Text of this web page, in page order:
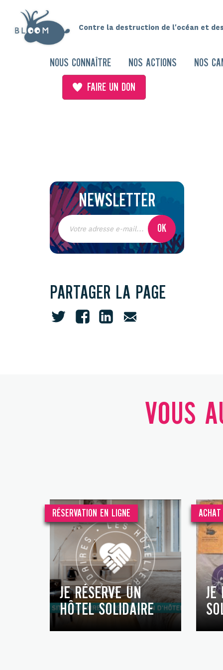
Contre la destruction de l'océan et
NOUS CONNAÎTRE NOS ACTIONS NOS
FAIRE UN DON
NEWSLETTER
PARTAGER LA PAGE
VOUS
RÉSERVATION EN LIGNE
JE RÉSERVE UN
HÔTEL SOLIDAIRE
JE